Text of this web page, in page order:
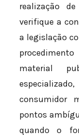
realização
verifique a
a legislação
material
consumidor
pontos
quando o